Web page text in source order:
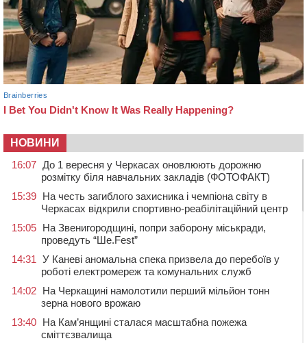
НОВИНИ
16:07 До 1 вересня у Черкасах оновлюють дорожню
розмітку біля навчальних закладів (ФОТОФАКТ)
15:39 На честь загиблого захисника і чемпіона світу в
Черкасах відкрили спортивно-реабілітаційний центр
15:05 На Звенигородщині, попри заборону міськради,
проведуть “Ше.Fest”
14:31 У Каневі аномальна спека призвела до перебоїв у
роботі електромереж та комунальних служб
14:02 На Черкащині намолотили перший мільйон тонн
зерна нового врожаю
13:40 На Кам’янщині сталася масштабна пожежа
сміттєзвалища